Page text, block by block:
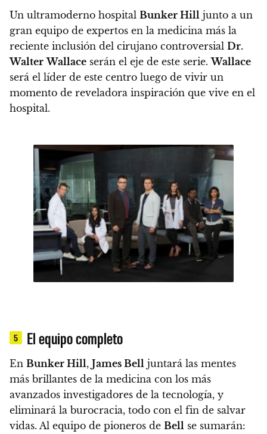
Un ultramoderno hospital Bunker Hill junto a un
gran equipo de expertos en la medicina más la
reciente inclusión del cirujano controversial Dr.
Walter Wallace serán el eje de este serie. Wallace
será el líder de este centro luego de vivir un
momento de reveladora inspiración que vive en el
hospital.
5 El equipo completo
En Bunker Hill, James Bell juntará las mentes
más brillantes de la medicina con los más
avanzados investigadores de la tecnología, y
eliminará la burocracia, todo con el fin de salvar
vidas. Al equipo de pioneros de Bell se sumarán: